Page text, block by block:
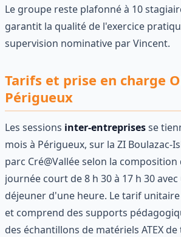
Le groupe reste plafonné à 10
garantit la qualité de l'exercice
supervision nominative par Vincent.
Tarifs et prise en charge
Périgueux
Les sessions inter-entreprisesse
mois à Périgueux, sur la ZI Boulazac-
parc Cré@Vallée selon la
journée court de 8 h 30 à 17 h 30
déjeuner d'une heure. Le tarif unitaire
et comprend des supports
des échantillons de matériels ATEX